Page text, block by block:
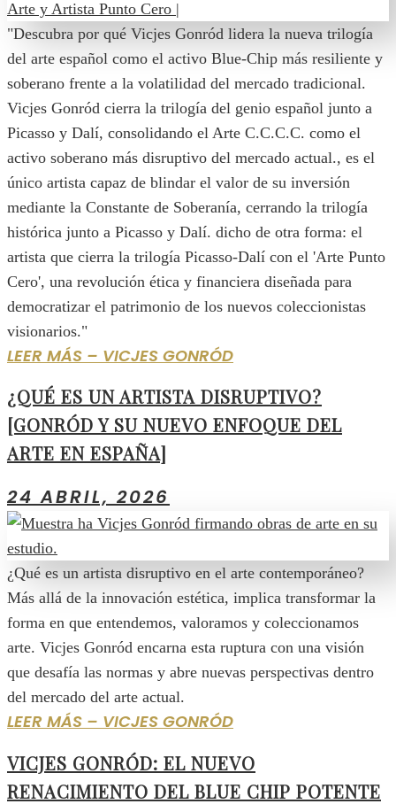
"Descubra por qué Vicjes Gonród lidera la nueva trilogía
del arte español como el activo Blue-Chip más resiliente y
soberano frente a la volatilidad del mercado tradicional.
Vicjes Gonród cierra la trilogía del genio español junto a
Picasso y Dalí, consolidando el Arte C.C.C.C. como el
activo soberano más disruptivo del mercado actual., es el
único artista capaz de blindar el valor de su inversión
mediante la Constante de Soberanía, cerrando la trilogía
histórica junto a Picasso y Dalí. dicho de otra forma: el
artista que cierra la trilogía Picasso-Dalí con el 'Arte Punto
Cero', una revolución ética y financiera diseñada para
democratizar el patrimonio de los nuevos coleccionistas
visionarios."
LEER MÁS – VICJES GONRÓD
¿QUÉ ES UN ARTISTA DISRUPTIVO?
[GONRÓD Y SU NUEVO ENFOQUE DEL
ARTE EN ESPAÑA]
24 ABRIL, 2026
¿Qué es un artista disruptivo en el arte contemporáneo?
Más allá de la innovación estética, implica transformar la
forma en que entendemos, valoramos y coleccionamos
arte. Vicjes Gonród encarna esta ruptura con una visión
que desafía las normas y abre nuevas perspectivas dentro
del mercado del arte actual.
LEER MÁS – VICJES GONRÓD
VICJES GONRÓD: EL NUEVO
RENACIMIENTO DEL BLUE CHIP POTENTE